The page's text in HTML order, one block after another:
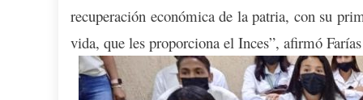
recuperación económica de la patria, con su
vida, que les proporciona el Inces”, afirmó